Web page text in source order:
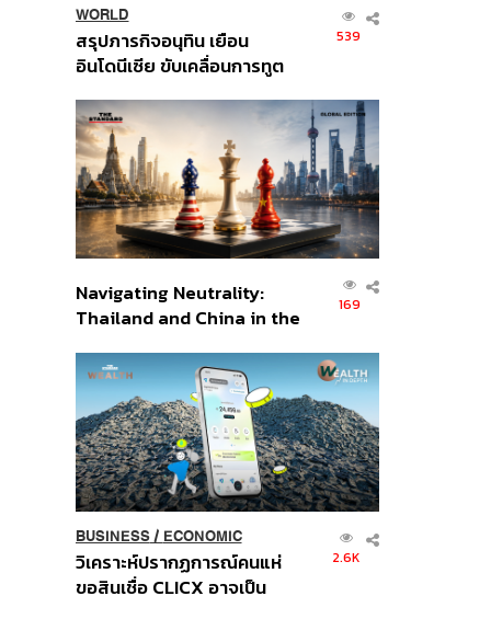
WORLD
สรุปภารกิจอนุทิน เยือน
อินโดนีเซีย ขับเคลื่อนการทูต
ส่วนยุทธศาสตร์ไทย –
อินโดนีเซีย
539
Navigating Neutrality:
Thailand and China in the
Order
169
BUSINESS/ ECONOMIC
วิเคราะห์ปรากฏการณ์คนแห่
ขอสินเชื่อ CLICX อาจเป็น
2.6K